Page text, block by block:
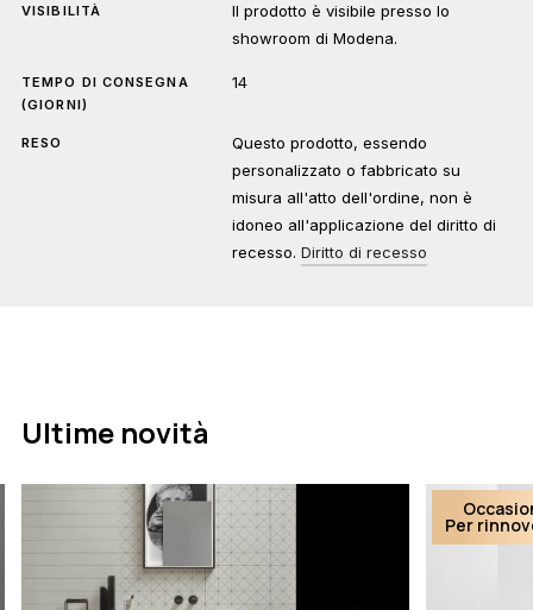
VISIBILITÀ
Il prodotto è visibile presso lo
showroom di Modena.
TEMPO DI CONSEGNA
(GIORNI)
14
RESO
Questo prodotto, essendo
personalizzato o fabbricato su
misura all'atto dell'ordine, non è
idoneo all'applicazione del diritto di
recesso.Diritto di recesso
Ultime novità
Per